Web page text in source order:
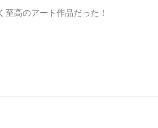
高のアート作品だった！